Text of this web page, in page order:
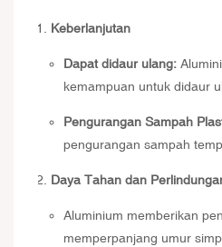
Keberlanjutan
Dapat didaur ulang:
kemampuan untuk didaur
Pengurangan Sampah
pengurangan sampah
Daya Tahan dan
Aluminium memberikan
memperpanjang umur